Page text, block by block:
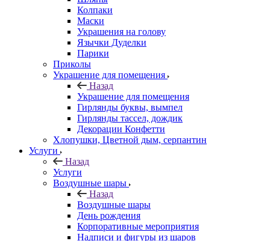
Колпаки
Маски
Украшения на голову
Язычки Дуделки
Парики
Приколы
Украшение для помещения
Назад
Украшение для помещения
Гирлянды буквы, вымпел
Гирлянды тассел, дождик
Декорации Конфетти
Хлопушки, Цветной дым, серпантин
Услуги
Назад
Услуги
Воздушные шары
Назад
Воздушные шары
День рождения
Корпоративные мероприятия
Надписи и фигуры из шаров